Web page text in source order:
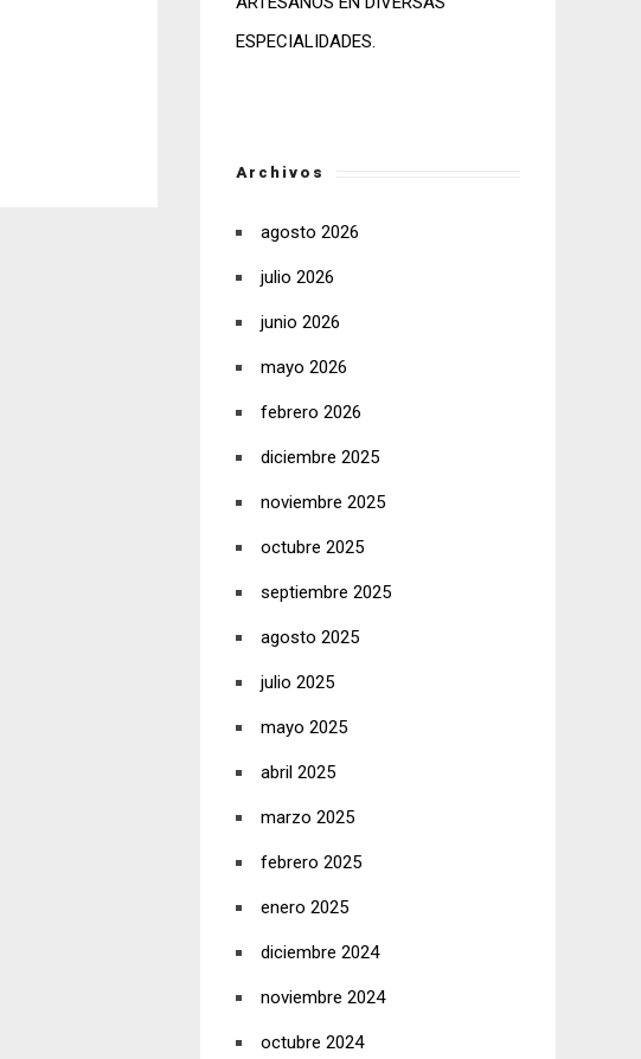
ESPECIALIDADES.
Archivos
agosto 2026
julio 2026
junio 2026
mayo 2026
febrero 2026
diciembre 2025
noviembre 2025
octubre 2025
septiembre 2025
agosto 2025
julio 2025
mayo 2025
abril 2025
marzo 2025
febrero 2025
enero 2025
diciembre 2024
noviembre 2024
octubre 2024